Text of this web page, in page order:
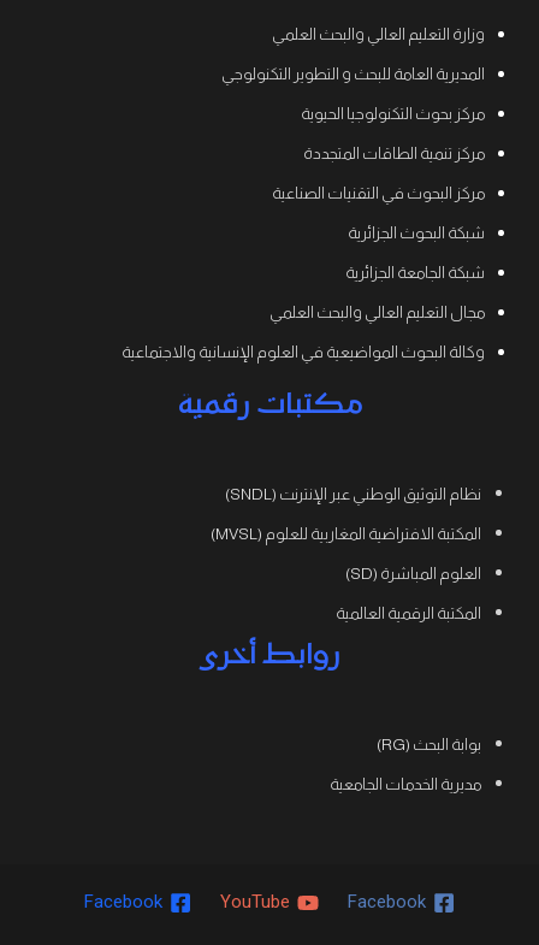
وزارة التعليم العالي والبحث العلمي
المديرية العامة للبحث و التطوير التكنولوجي
مركز بحوث التكنولوجيا الحيوية
مركز تنمية الطاقات المتجددة
مركز البحوث في التقنيات الصناعية
شبكة البحوث الجزائرية
شبكة الجامعة الجزائرية
مجال التعليم العالي والبحث العلمي
وكالة البحوث المواضيعية في العلوم الإنسانية والاجتماعية
مكتبات رقمية
نظام التوثيق الوطني عبر الإنترنت (SNDL)
المكتبة الافتراضية المغاربية للعلوم (MVSL)
العلوم المباشرة (SD)
المكتبة الرقمية العالمية
روابط أخرى
بوابة البحث (RG)
مديرية الخدمات الجامعية
Facebook
YouTube
Facebook